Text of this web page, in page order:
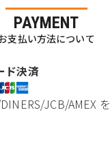
PAYMENT
支払い方法について
ド決済
JCB/AMEX